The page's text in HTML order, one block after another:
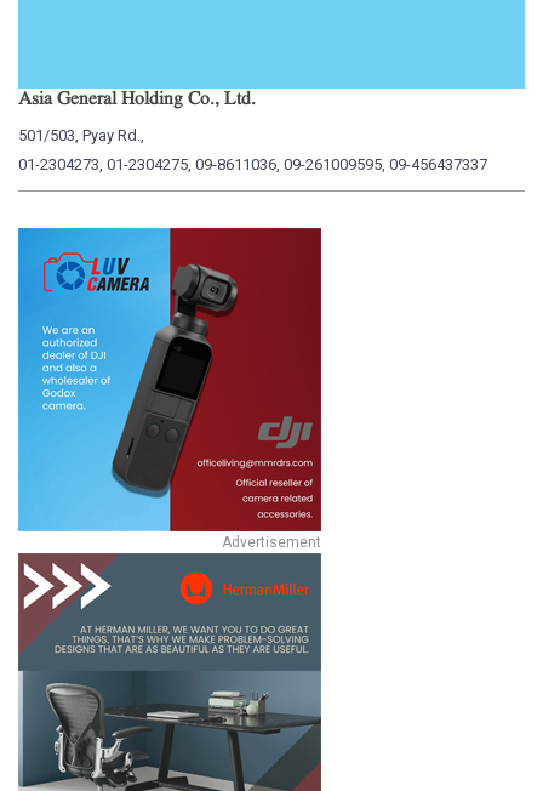
Asia General Holding Co., Ltd.
501/503, Pyay Rd.,
01-2304273, 01-2304275, 09-8611036, 09-261009595, 09-456437337